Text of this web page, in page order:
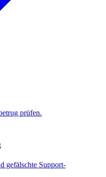
prüfen.
gefälschte Support-